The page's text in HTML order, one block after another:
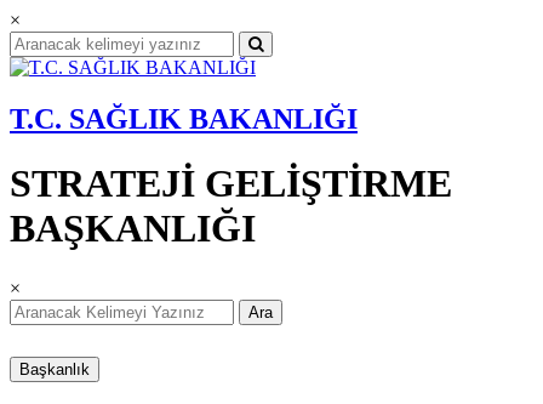
×
T.C. SAĞLIK BAKANLIĞI
STRATEJİ GELİŞTİRME
BAŞKANLIĞI
×
Ara
Başkanlık